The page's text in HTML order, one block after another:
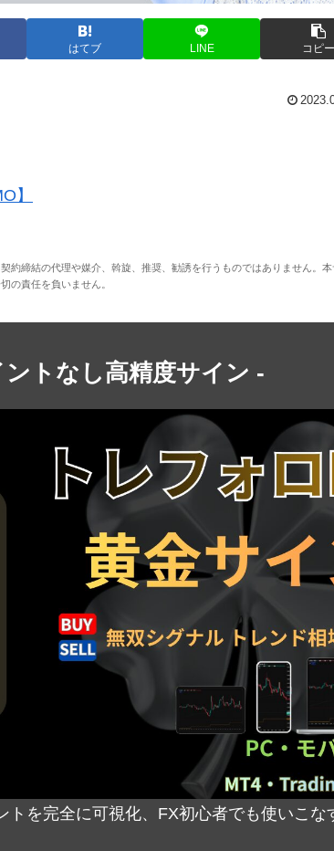
はてブ LINE コピー
】
約締結の代理や媒介、斡旋、推奨、勧誘を行うものではありません。
の責任を負いません。
トなし高精度サイン -
トを完全に可視化、FX初心者でも使いこな